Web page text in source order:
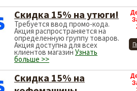
Скидка 15% на утюги!
Требуется ввод промо-кода.
Акция распространяется на
определенную группу товаров.
Акция доступна для всех
клиентов магазин Узнать
больше >>
Скидка 15% на